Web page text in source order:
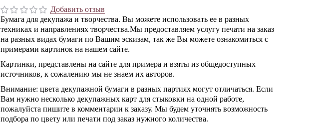
Добавить отзыв
Бумага для декупажа и творчества. Вы можете использовать ее в разных
техниках и направлениях творчества.Мы предоставляем услугу печати на заказ
на разных видах бумаги по Вашим эскизам, так же Вы можете ознакомиться с
примерами картинок на нашем сайте.
Картинки, представлены на сайте для примера и взяты из общедоступных
источников, к сожалению мы не знаем их авторов.
Внимание: цвета декупажной бумаги в разных партиях могут отличаться. Если
Вам нужно несколько декупажных карт для стыковки на одной работе,
пожалуйста пишите в комментарии к заказу. Мы будем уточнять возможность
подбора по цвету или печати под заказ нужного количества.